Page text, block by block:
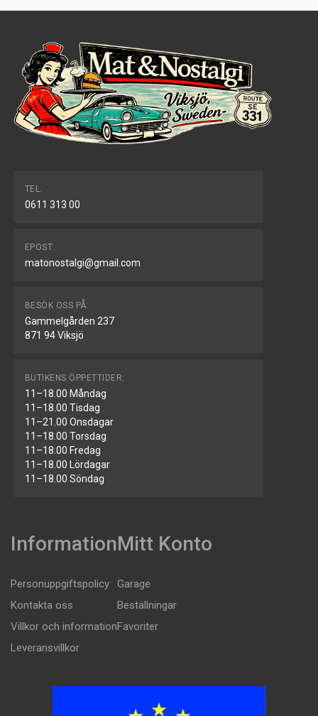
TEL.
0611 313 00
EPOST:
matonostalgi@gmail.com
BESÖK OSS PÅ:
Gammelgården 237
871 94 Viksjö
BUTIKENS ÖPPETTIDER:
11–18.00 Måndag
11–18.00 Tisdag
11–21.00 Onsdagar
11–18.00 Torsdag
11–18.00 Fredag
11–18.00 Lördagar
11–18.00 Söndag
Information
Personuppgiftspolicy
Kontakta oss
Villkor och information
Leveransvillkor
Mitt Konto
Garage
Beställningar
Favoriter